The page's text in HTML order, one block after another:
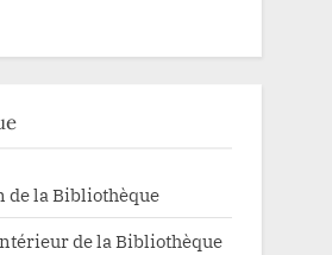
de la Bibliothèque
de la Bibliothèque